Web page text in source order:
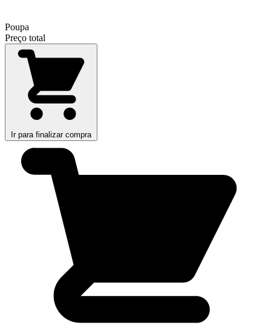
Poupa
Preço total
Ir para finalizar compra